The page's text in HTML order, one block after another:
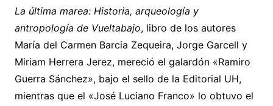
La última marea: Historia, arqueología y
antropología de Vueltabajo, libro de los autores
María del Carmen Barcia Zequeira, Jorge Garcell y
Miriam Herrera Jerez, mereció el galardón «Ramiro
Guerra Sánchez», bajo el sello de la Editorial UH,
mientras que el «José Luciano Franco» lo obtuvo el